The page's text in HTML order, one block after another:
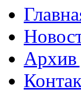
Архив